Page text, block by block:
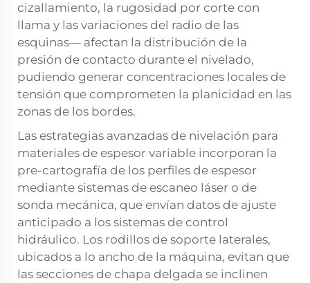
cizallamiento, la rugosidad por corte con
llama y las variaciones del radio de las
esquinas— afectan la distribución de la
presión de contacto durante el nivelado,
pudiendo generar concentraciones locales de
tensión que comprometen la planicidad en las
zonas de los bordes.
Las estrategias avanzadas de nivelación para
materiales de espesor variable incorporan la
pre-cartografía de los perfiles de espesor
mediante sistemas de escaneo láser o de
sonda mecánica, que envían datos de ajuste
anticipado a los sistemas de control
hidráulico. Los rodillos de soporte laterales,
ubicados a lo ancho de la máquina, evitan que
las secciones de chapa delgada se inclinen